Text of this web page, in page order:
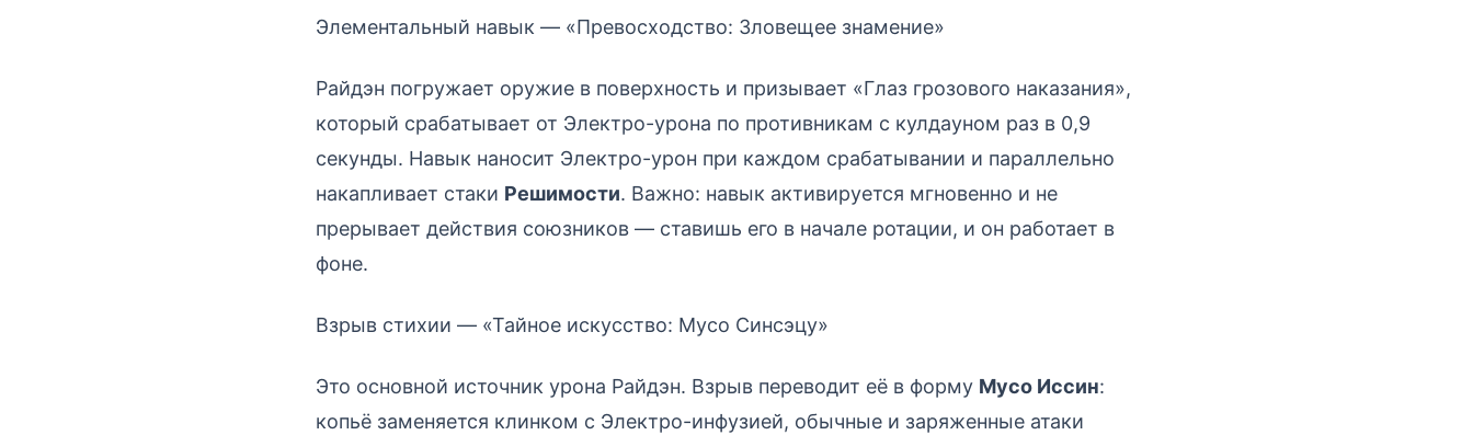
Элементальный навык — «Превосходство: Зловещее знамение»
Райдэн погружает оружие в поверхность и призывает «Глаз грозового наказания»,
который срабатывает от Электро-урона по противникам с кулдауном раз в 0,9
секунды. Навык наносит Электро-урон при каждом срабатывании и параллельно
накапливает стаки Решимости. Важно: навык активируется мгновенно и не
прерывает действия союзников — ставишь его в начале ротации, и он работает в
фоне.
Взрыв стихии — «Тайное искусство: Мусо Синсэцу»
Это основной источник урона Райдэн. Взрыв переводит её в форму Мусо Иссин:
копьё заменяется клинком с Электро-инфузией, обычные и заряженные атаки